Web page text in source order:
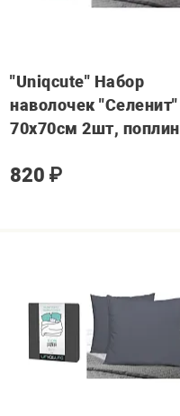
"Uniqcute" Набор
наволочек "Селенит"
70х70см 2шт, поплин
820 ₽